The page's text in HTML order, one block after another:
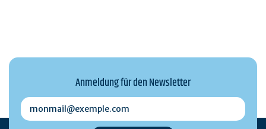
Anmeldung für den Newsletter
monmail@exemple.com